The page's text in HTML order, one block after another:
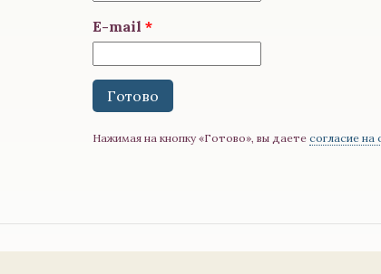
E-mail
Нажимая на кнопку «Готово», вы даете согласие на